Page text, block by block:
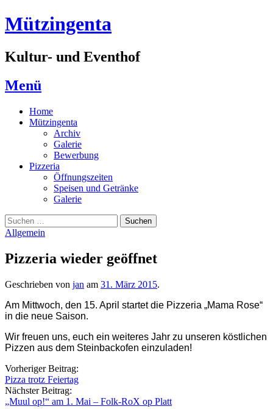
Zum
Inhalt
Mützingenta
Kultur- und Eventhof
Menü
Home
Mützingenta
Archiv
Galerie
Bewerbung
Pizzeria
Öffnungszeiten
Speisen und Getränke
Galerie
Suchen
Suchen
nach:
Allgemein
Pizzeria wieder geöffnet
Geschrieben von jan am 31. März 2015.
Am Mittwoch, den 15. April startet die Pizzeria „Mama Rose“
in die neue Saison.
Wir freuen uns, euch ein weiteres Jahr zu unseren köstlichen
Pizzen aus dem Steinbackofen einzuladen!
Beitragsnavigation
Vorheriger Beitrag:
Pizza trotz Feiertag
Nächster Beitrag:
„Muul op!“ am 1. Mai – Folk-RoX op Platt